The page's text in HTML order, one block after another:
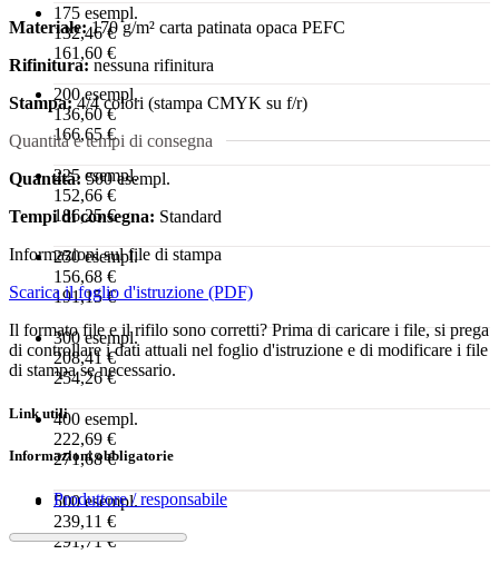
175 esempl.
132,46 €
161,60 €
200 esempl.
136,60 €
166,65 €
225 esempl.
152,66 €
186,25 €
250 esempl.
156,68 €
191,15 €
300 esempl.
208,41 €
254,26 €
400 esempl.
222,69 €
271,68 €
500 esempl.
239,11 €
291,71 €
Materiale: 170 g/m² carta patinata opaca PEFC
Rifinitura: nessuna rifinitura
Stampa: 4/4 colori (stampa CMYK su f/r)
Quantità e tempi di consegna
Quantità: 500 esempl.
Tempi di consegna: Standard
Informazioni sul file di stampa
Scarica il foglio d'istruzione (PDF)
Il formato file e il rifilo sono corretti? Prima di caricare i file, si prega
di controllare i dati attuali nel foglio d'istruzione e di modificare i file
di stampa se necessario.
Link utili
Informazioni obbligatorie
Produttore / responsabile